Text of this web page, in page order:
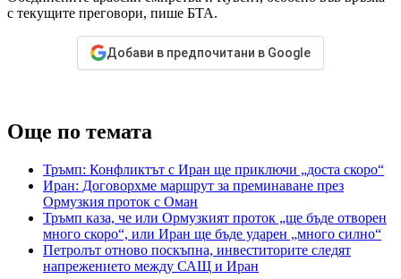
с текущите преговори, пише БТА.
Добави в предпочитани в Google
Още по темата
Тръмп: Конфликтът с Иран ще приключи „доста скоро“
Иран: Договорхме маршрут за преминаване през
Ормузкия проток с Оман
Тръмп каза, че или Ормузкият проток „ще бъде отворен
много скоро“, или Иран ще бъде ударен „много силно“
Петролът отново поскъпна, инвеститорите следят
напрежението между САЩ и Иран